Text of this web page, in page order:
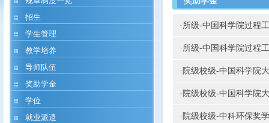
招生
学生管理
教学培养
导师队伍
奖助学金
学位
就业派遣
过程所联培生入所流程一览（每年3
月，9月集中入所办理手续）
· 所级-中国科学院过程
· 所级-中国科学院过程
· 院级校级-中国科学院
· 院级校级-中国科学院
· 院级校级-中科环保奖